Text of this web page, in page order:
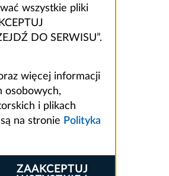
wszystkie pliki
DO SERWISU”.
więcej informacji
osobowych,
i plikach
na stronie Polityka
ZAAKCEPTUJ